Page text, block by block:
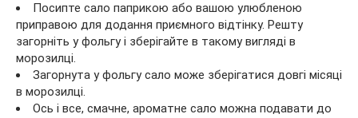
Посипте сало паприкою або вашою улюбленою
приправою для додання приємного відтінку. Решту
загорніть у фольгу і зберігайте в такому вигляді в
морозилці.
Загорнута у фольгу сало може зберігатися довгі місяці
в морозилці.
Ось і все, смачне, ароматне сало можна подавати до